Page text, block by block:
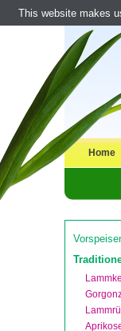
Home
This website makes